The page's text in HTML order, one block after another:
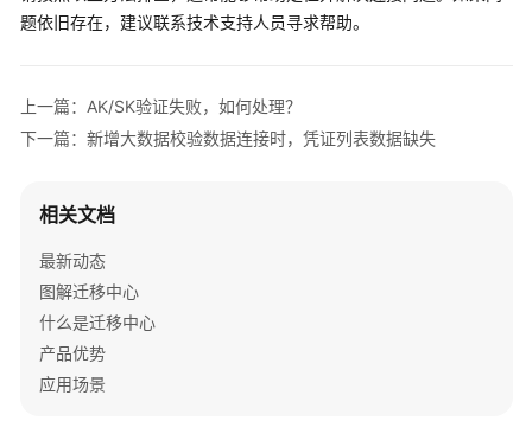
些
要
以
兼
模
运
行
程
序
题依旧存在，建议联系技术支持人员寻求帮助。
上一篇：AK/SK验证失败，如何处理？
下一篇：新增大数据校验数据连接时，凭证列表数据缺失
相关文档
最新动态
图解迁移中心
什么是迁移中心
产品优势
应用场景